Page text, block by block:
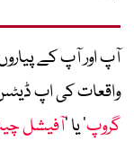
آپ اور آپ کے
واقعات کی اپ
گروپ‘ یا ’آفیشل